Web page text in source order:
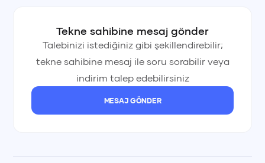
ve istediğiniz zaman servis edilir.
💰 Fiyata Dahil Olanlar
Kaptan
Tekne sahibine mesaj gönder
Talebinizi istediğiniz gibi şekillendirebilir;
tekne sahibine mesaj ile soru sorabilir veya
indirim talep edebilirsiniz
MESAJ GÖNDER